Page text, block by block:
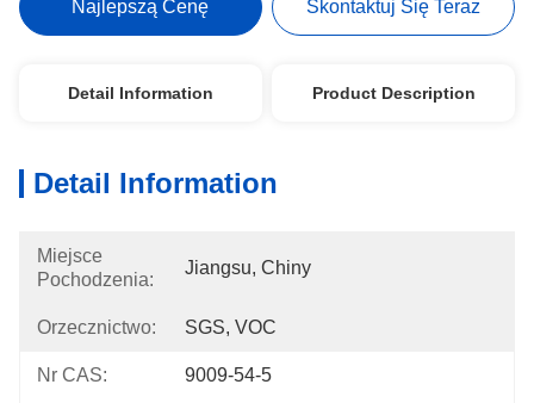
Najlepszą Cenę Skontaktuj Się Teraz
Detail Information Product Description
Detail Information
Miejsce
Pochodzenia:
Jiangsu, Chiny
Orzecznictwo: SGS, VOC
Nr CAS: 9009-54-5